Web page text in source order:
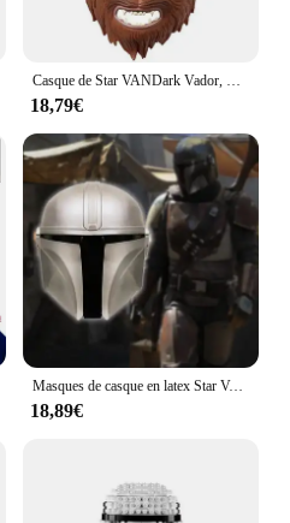
18,79€
Masques de casque en latex Star VANMandalorian, cosplay animé, fête d'Halloween
18,89€